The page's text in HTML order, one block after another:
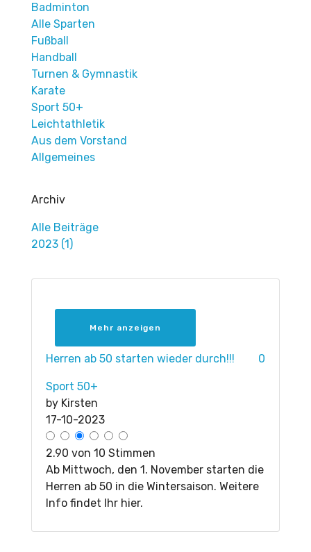
Badminton
Alle Sparten
Fußball
Handball
Turnen & Gymnastik
Karate
Sport 50+
Leichtathletik
Aus dem Vorstand
Allgemeines
Archiv
Alle Beiträge
2023 (1)
Mehr anzeigen
0
Herren ab 50 starten wieder durch!!!
Sport 50+
by Kirsten
17-10-2023
2.90 von 10 Stimmen
Ab Mittwoch, den 1. November starten die
Herren ab 50 in die Wintersaison. Weitere
Info findet Ihr hier.